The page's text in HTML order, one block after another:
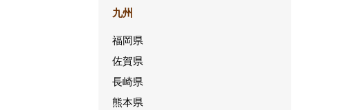
九州
福岡県
佐賀県
長崎県
熊本県